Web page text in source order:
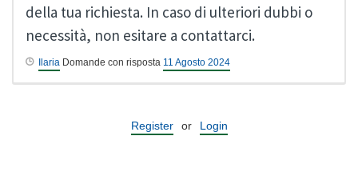
della tua richiesta. In caso di ulteriori dubbi o
necessità, non esitare a contattarci.
Ilaria Domande con risposta 11 Agosto 2024
Register or Login